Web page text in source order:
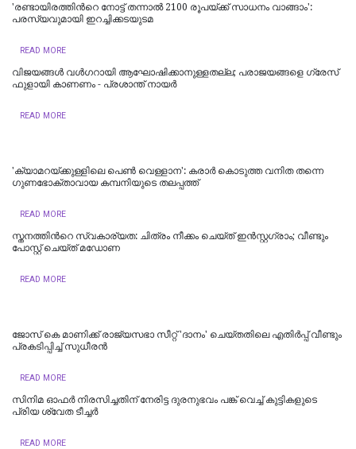
'രണ്ടായിരത്തിന്‍റെ നോട്ട് തന്നാൽ 2100 രൂപയ്‍ക്ക് സാധനം വാങ്ങാം':
പരസ്യവുമായി ഇറച്ചിക്കടയുടമ
READ MORE
വിജയങ്ങൾ വൾഗറായി ആഘോഷിക്കാനുള്ളതല്ല; പരാജയങ്ങളെ ഗ്രേസ്
ഫുളായി കാണണം - പ്രശാന്ത് നായർ
READ MORE
'ക്യാമറയ്ക്കുള്ളിലെ പെൺ വെള്ളാന': കരാർ കൊടുത്ത വനിത തന്നെ
ഗുണഭോക്താവായ കമ്പനിയുടെ തലപ്പത്ത്
READ MORE
സ്തനത്തിന്‍റെ സ്വകാര്യത: ചിത്രം നീക്കം ചെയ്ത് ഇൻസ്റ്റഗ്രാം; വീണ്ടും
പോസ്റ്റ് ചെയ്ത് മഡോണ
READ MORE
ജോസ് കെ മാണിക്ക് രാജ്യസഭാ സീറ്റ് 'ദാനം' ചെയ്തതിലെ എതിര്‍പ്പ് വീണ്ടും
പ്രകടിപ്പിച്ച് സുധീരന്‍
READ MORE
സിനിമ ഓഫര്‍ നിരസിച്ചതിന് നേരിട്ട ദുരനുഭവം പങ്ക് വെച്ച് കുട്ടികളുടെ
പ്രിയ ശ്വേത ടീച്ചര്‍
READ MORE